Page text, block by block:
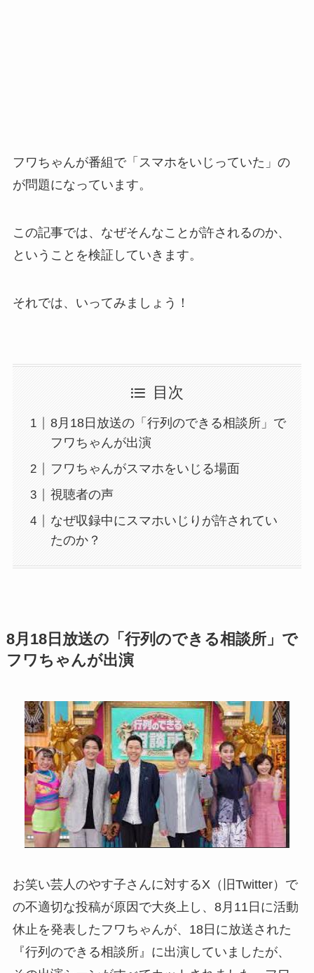
フワちゃんが番組で「スマホをいじっていた」の
が問題になっています。
この記事では、なぜそんなことが許されるのか、
ということを検証していきます。
それでは、いってみましょう！
目次
8月18日放送の「行列のできる相談所」で
フワちゃんが出演
フワちゃんがスマホをいじる場面
視聴者の声
なぜ収録中にスマホいじりが許されてい
たのか？
8月18日放送の「行列のできる相談所」で
フワちゃんが出演
お笑い芸人のやす子さんに対するX（旧Twitter）で
の不適切な投稿が原因で大炎上し、8月11日に活動
休止を発表したフワちゃんが、18日に放送された
『行列のできる相談所』に出演していましたが、